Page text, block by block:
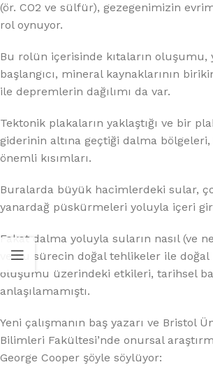
(ör. CO2 ve sülfür), gezegenimizin
rol oynuyor.
Bu rolün içerisinde kıtaların oluşumu,
başlangıcı, mineral kaynaklarının
ile depremlerin dağılımı da var.
Tektonik plakaların yaklaştığı ve bir
giderinin altına geçtiği dalma
önemli kısımları.
Buralarda büyük hacimlerdeki sular,
yanardağ püskürmeleri yoluyla içeri
Fakat dalma yoluyla suların nasıl (ve
ve bu sürecin doğal tehlikeler ile doğal
oluşumu üzerindeki etkileri, tarihsel
anlaşılamamıştı.
Yeni çalışmanın baş yazarı ve Bristol
Bilimleri Fakültesi’nde onursal
George Cooper şöyle söylüyor: